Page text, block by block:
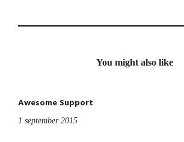
You might also like
Awesome Support
1 september 2015